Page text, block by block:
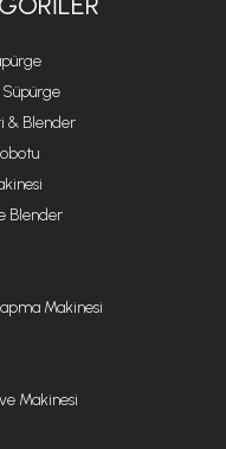
& Blender
Blender
Makinesi
Makinesi